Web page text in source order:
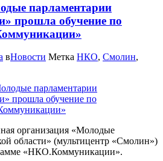
парламентарии
прошла обучение по
вНовости Метка НКО, Смолин,
организация «Молодые
области» (мультицентр «Смолин»)
«НКО.Коммуникации».